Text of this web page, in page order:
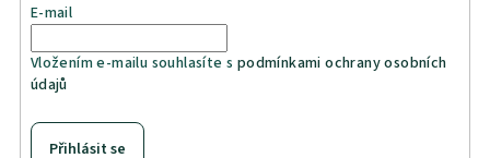
E-mail
Vložením e-mailu souhlasíte s podmínkami ochrany osobních
údajů
Přihlásit se